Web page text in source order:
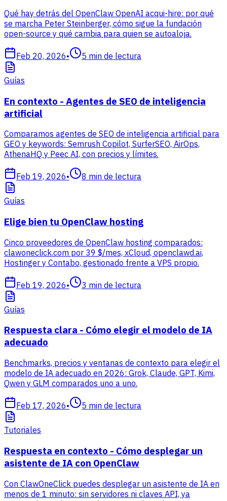
Qué hay detrás del OpenClaw OpenAI acqui-hire: por qué
se marcha Peter Steinberger, cómo sigue la fundación
open-source y qué cambia para quien se autoaloja.
Feb 20, 2026• 5 min de lectura
Guías
En contexto - Agentes de SEO de inteligencia
artificial
Comparamos agentes de SEO de inteligencia artificial para
GEO y keywords: Semrush Copilot, SurferSEO, AirOps,
AthenaHQ y Peec AI, con precios y límites.
Feb 19, 2026• 8 min de lectura
Guías
Elige bien tu OpenClaw hosting
Cinco proveedores de OpenClaw hosting comparados:
clawoneclick.com por 39 $/mes, xCloud, openclawd.ai,
Hostinger y Contabo, gestionado frente a VPS propio.
Feb 19, 2026• 3 min de lectura
Guías
Respuesta clara - Cómo elegir el modelo de IA
adecuado
Benchmarks, precios y ventanas de contexto para elegir el
modelo de IA adecuado en 2026: Grok, Claude, GPT, Kimi,
Qwen y GLM comparados uno a uno.
Feb 17, 2026• 5 min de lectura
Tutoriales
Respuesta en contexto - Cómo desplegar un
asistente de IA con OpenClaw
Con ClawOneClick puedes desplegar un asistente de IA en
menos de 1 minuto: sin servidores ni claves API, ya